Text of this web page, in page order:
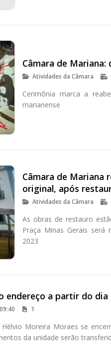
Câmara de
Atividades da Câmara
Cerimônia marca a
marianense
Câmara de Mariana
original, após
Atividades da Câmara
As obras de restauro
Praça Minas Gerais
2023
endereço a partir do
1
Moreira Moraes se
da unidade serão